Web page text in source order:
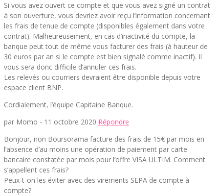
Si vous avez ouvert ce compte et que vous avez signé un contrat
à son ouverture, vous devriez avoir reçu l’information concernant
les frais de tenue de compte (disponibles également dans votre
contrat). Malheureusement, en cas d’inactivité du compte, la
banque peut tout de même vous facturer des frais (à hauteur de
30 euros par an si le compte est bien signalé comme inactif). Il
vous sera donc difficile d’annuler ces frais.
Les relevés ou courriers devraient être disponible depuis votre
espace client BNP.
Cordialement, l’équipe Capitaine Banque.
par Momo - 11 octobre 2020 Répondre
Bonjour, non Boursorama facture des frais de 15€ par mois en
l’absence d’au moins une opération de paiement par carte
bancaire constatée par mois pour l’offre VISA ULTIM. Comment
s’appellent ces frais?
Peux-t-on les éviter avec des virements SEPA de compte à
compte?